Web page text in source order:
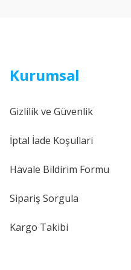
Kurumsal
Gizlilik ve Güvenlik
İptal İade Koşullari
Havale Bildirim Formu
Sipariş Sorgula
Kargo Takibi